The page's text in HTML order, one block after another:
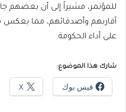
للمؤتمر، مشيراً إلى أن بعضهم
أقاربهم وأصدقائهم، مما يعكس
على أداء الحكومة.
شارك هذا الموضوع:
فيس بوك X